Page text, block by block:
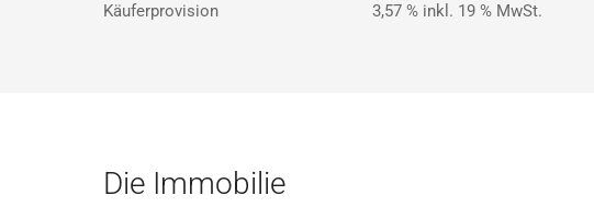
Käuferprovision 3,57 % inkl. 19 % MwSt.
Die Immobilie